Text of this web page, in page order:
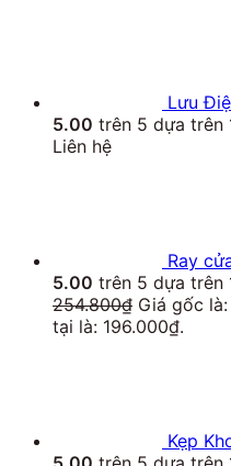
Lưu
5.00 trên 5 dựa trên
Liên hệ
Ray
5.00 trên 5 dựa trên
254.800₫ Giá gốc
tại là: 196.000₫.
Kẹp